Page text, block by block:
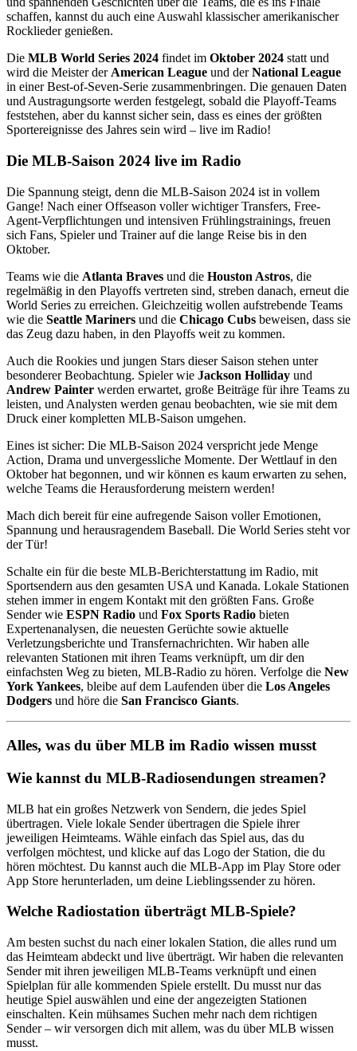
schaffen, kannst du auch eine Auswahl klassischer amerikanischer
Rocklieder genießen.
Die MLB World Series 2024 findet im Oktober 2024 statt und
wird die Meister der American League und derNational League
in einer Best-of-Seven-Serie zusammenbringen. Die genauen Daten
und Austragungsorte werden festgelegt, sobald die Playoff-Teams
feststehen, aber du kannst sicher sein, dass es eines der größten
Sportereignisse des Jahres sein wird – live im Radio!
Die MLB-Saison 2024 live im Radio
Die Spannung steigt, denn die MLB-Saison 2024 ist in vollem
Gange! Nach einer Offseason voller wichtiger Transfers, Free-
Agent-Verpflichtungen und intensiven Frühlingstrainings, freuen
sich Fans, Spieler und Trainer auf die lange Reise bis in den
Oktober.
Teams wie die Atlanta Braves und die Houston Astros, die
regelmäßig in den Playoffs vertreten sind, streben danach, erneut die
World Series zu erreichen. Gleichzeitig wollen aufstrebende Teams
wie die Seattle Mariners und die Chicago Cubs beweisen, dass sie
das Zeug dazu haben, in den Playoffs weit zu kommen.
Auch die Rookies und jungen Stars dieser Saison stehen unter
besonderer Beobachtung. Spieler wie Jackson Holliday und
Andrew Painter werden erwartet, große Beiträge für ihre Teams zu
leisten, und Analysten werden genau beobachten, wie sie mit dem
Druck einer kompletten MLB-Saison umgehen.
Eines ist sicher: Die MLB-Saison 2024 verspricht jede Menge
Action, Drama und unvergessliche Momente. Der Wettlauf in den
Oktober hat begonnen, und wir können es kaum erwarten zu sehen,
welche Teams die Herausforderung meistern werden!
Mach dich bereit für eine aufregende Saison voller Emotionen,
Spannung und herausragendem Baseball. Die World Series steht vor
der Tür!
Schalte ein für die beste MLB-Berichterstattung im Radio, mit
Sportsendern aus den gesamten USA und Kanada. Lokale Stationen
stehen immer in engem Kontakt mit den größten Fans. Große
Sender wie ESPN Radio und Fox Sports Radio bieten
Expertenanalysen, die neuesten Gerüchte sowie aktuelle
Verletzungsberichte und Transfernachrichten. Wir haben alle
relevanten Stationen mit ihren Teams verknüpft, um dir den
einfachsten Weg zu bieten, MLB-Radio zu hören. Verfolge die New
York Yankees, bleibe auf dem Laufenden über die Los Angeles
Dodgers und höre die San Francisco Giants.
Alles, was du über MLB im Radio wissen musst
Wie kannst du MLB-Radiosendungen streamen?
MLB hat ein großes Netzwerk von Sendern, die jedes Spiel
übertragen. Viele lokale Sender übertragen die Spiele ihrer
jeweiligen Heimteams. Wähle einfach das Spiel aus, das du
verfolgen möchtest, und klicke auf das Logo der Station, die du
hören möchtest. Du kannst auch die MLB-App im Play Store oder
App Store herunterladen, um deine Lieblingssender zu hören.
Welche Radiostation überträgt MLB-Spiele?
Am besten suchst du nach einer lokalen Station, die alles rund um
das Heimteam abdeckt und live überträgt. Wir haben die relevanten
Sender mit ihren jeweiligen MLB-Teams verknüpft und einen
Spielplan für alle kommenden Spiele erstellt. Du musst nur das
heutige Spiel auswählen und eine der angezeigten Stationen
einschalten. Kein mühsames Suchen mehr nach dem richtigen
Sender – wir versorgen dich mit allem, was du über MLB wissen
musst.